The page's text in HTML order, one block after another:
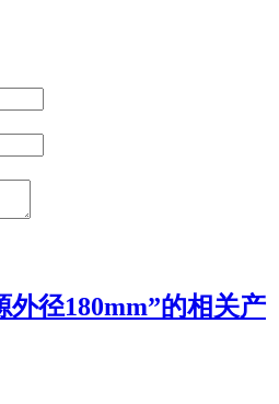
外径180mm”的相关产